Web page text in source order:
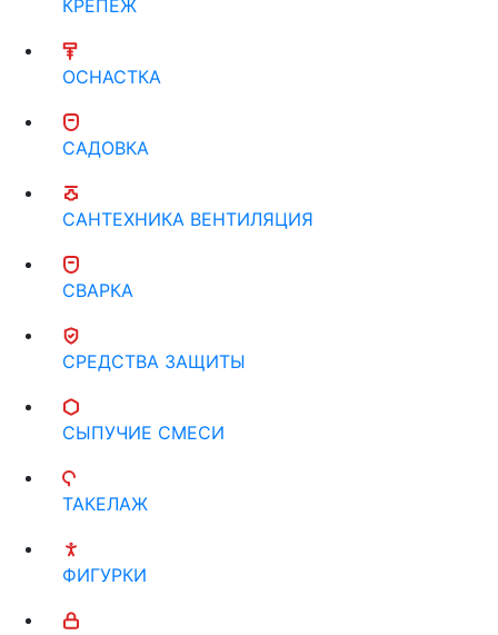
КРЕПЕЖ
ОСНАСТКА
САДОВКА
САНТЕХНИКА ВЕНТИЛЯЦИЯ
СВАРКА
СРЕДСТВА ЗАЩИТЫ
СЫПУЧИЕ СМЕСИ
ТАКЕЛАЖ
ФИГУРКИ